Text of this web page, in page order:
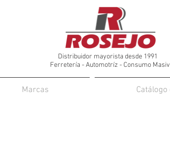
Distribuidor mayorista desde 1991
Ferretería - Automotríz - Consumo
Marcas